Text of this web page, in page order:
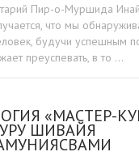
Пир-о-Муршида
что мы
будучи успешным
преуспевать, в то …
«МАСТЕР-
ШИВАЙЯ